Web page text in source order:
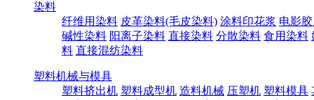
染料
纤维用染料 皮革染料(毛皮染料) 涂料印花浆 电影
碱性染料 阳离子染料 直接染料 分散染料 食用染料
料 直接混纺染料
塑料机械与模具
塑料挤出机 塑料成型机 造料机械 压塑机 塑料模具